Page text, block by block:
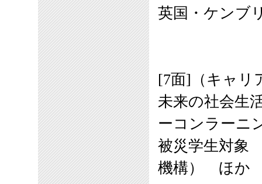
英国・ケンブ
[7面]（キャリ
未来の社会生
ーコンラーニ
被災学生対象
機構） ほか